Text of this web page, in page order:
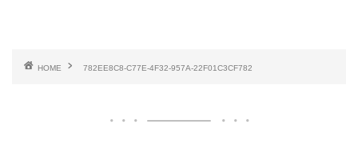
HOME 782EE8C8-C77E-4F32-957A-22F01C3CF782